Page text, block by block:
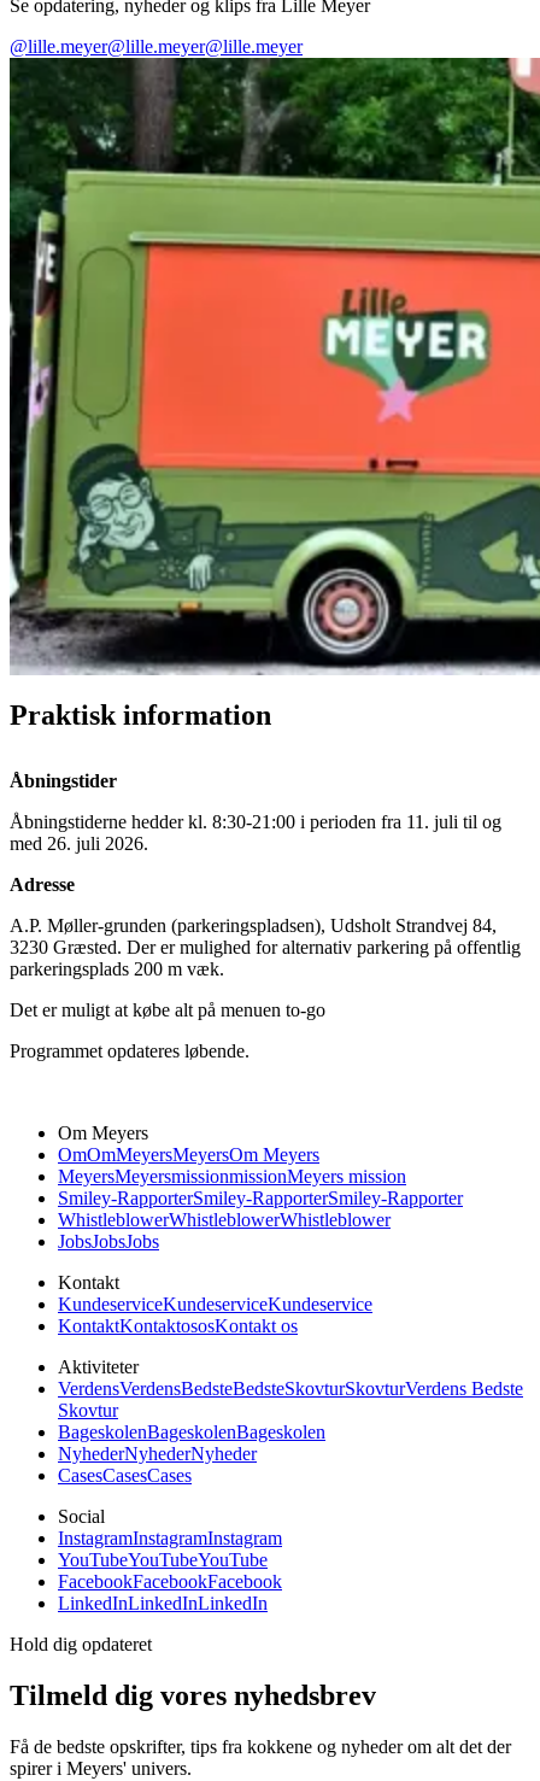
Se opdatering, nyheder og klips fra Lille Meyer
@lille.meyer@lille.meyer@lille.meyer
Praktisk information
Åbningstider
Åbningstiderne hedder kl. 8:30-21:00 i perioden fra 11. juli til og
med 26. juli 2026.
Adresse
A.P. Møller-grunden (parkeringspladsen), Udsholt Strandvej 84,
3230 Græsted. Der er mulighed for alternativ parkering på offentlig
parkeringsplads 200 m væk.
Det er muligt at købe alt på menuen to-go
Programmet opdateres løbende.
Om Meyers
OmOmMeyersMeyersOm Meyers
MeyersMeyersmissionmissionMeyers mission
Smiley-RapporterSmiley-RapporterSmiley-Rapporter
WhistleblowerWhistleblowerWhistleblower
JobsJobsJobs
Kontakt
KundeserviceKundeserviceKundeservice
KontaktKontaktososKontakt os
Aktiviteter
VerdensVerdensBedsteBedsteSkovturSkovturVerdens Bedste
Skovtur
BageskolenBageskolenBageskolen
NyhederNyhederNyheder
CasesCasesCases
Social
InstagramInstagramInstagram
YouTubeYouTubeYouTube
FacebookFacebookFacebook
LinkedInLinkedInLinkedIn
Hold dig opdateret
Tilmeld dig vores nyhedsbrev
Få de bedste opskrifter, tips fra kokkene og nyheder om alt det der
spirer i Meyers' univers.